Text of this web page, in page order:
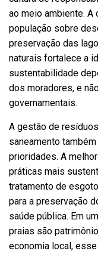
ao meio ambiente. A
população sobre
preservação das
naturais fortalece a
sustentabilidade
dos moradores, e
governamentais.
A gestão de
saneamento
prioridades. A
práticas mais
tratamento de
para a preservação
saúde pública. Em
praias são
economia local,